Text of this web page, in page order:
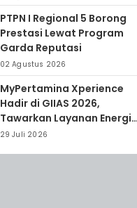
PTPN I Regional 5 Borong
Prestasi Lewat Program
Garda Reputasi
02 Agustus 2026
MyPertamina Xperience
Hadir di GIIAS 2026,
Tawarkan Layanan Energi
Terintegrasi
29 Juli 2026